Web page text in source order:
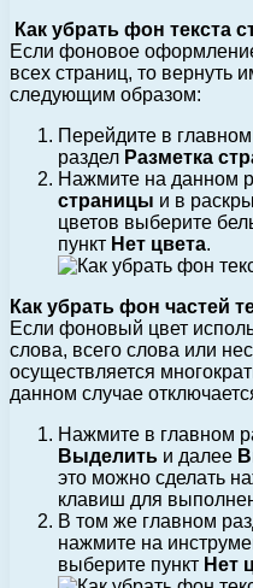
Как убрать фон текста
Если фоновое
всех страниц, то
следующим образом:
Перейдите в
раздел Разметка
Нажмите на данном
страницы и в
цветов выберите
пункт Нет цвета.
Как убрать фон частей
Если фоновый цвет
слова, всего слова или
осуществляется
данном случае
Нажмите в главном
Выделить и далее
это можно сделать
клавиш для
В том же главном
нажмите на
выберите пункт Нет